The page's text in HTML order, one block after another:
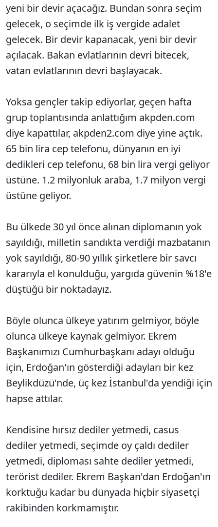
yeni bir devir açacağız. Bundan sonra seçim
gelecek, o seçimde ilk iş vergide adalet
gelecek. Bir devir kapanacak, yeni bir devir
açılacak. Bakan evlatlarının devri bitecek,
vatan evlatlarının devri başlayacak.
Yoksa gençler takip ediyorlar, geçen hafta
grup toplantısında anlattığım akpden.com
diye kapattılar, akpden2.com diye yine açtık.
65 bin lira cep telefonu, dünyanın en iyi
dedikleri cep telefonu, 68 bin lira vergi geliyor
üstüne. 1.2 milyonluk araba, 1.7 milyon vergi
üstüne geliyor.
Bu ülkede 30 yıl önce alınan diplomanın yok
sayıldığı, milletin sandıkta verdiği mazbatanın
yok sayıldığı, 80-90 yıllık şirketlere bir savcı
kararıyla el konulduğu, yargıda güvenin %18'e
düştüğü bir noktadayız.
Böyle olunca ülkeye yatırım gelmiyor, böyle
olunca ülkeye kaynak gelmiyor. Ekrem
Başkanımızı Cumhurbaşkanı adayı olduğu
için, Erdoğan'ın gösterdiği adayları bir kez
Beylikdüzü'nde, üç kez İstanbul'da yendiği için
hapse attılar.
Kendisine hırsız dediler yetmedi, casus
dediler yetmedi, seçimde oy çaldı dediler
yetmedi, diploması sahte dediler yetmedi,
terörist dediler. Ekrem Başkan'dan Erdoğan'ın
korktuğu kadar bu dünyada hiçbir siyasetçi
rakibinden korkmamıştır.